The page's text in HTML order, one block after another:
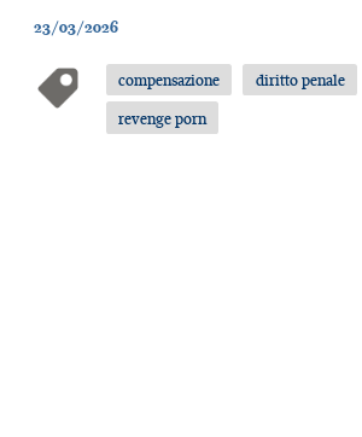
23/03/2026
compensazione
diritto penale
revenge porn